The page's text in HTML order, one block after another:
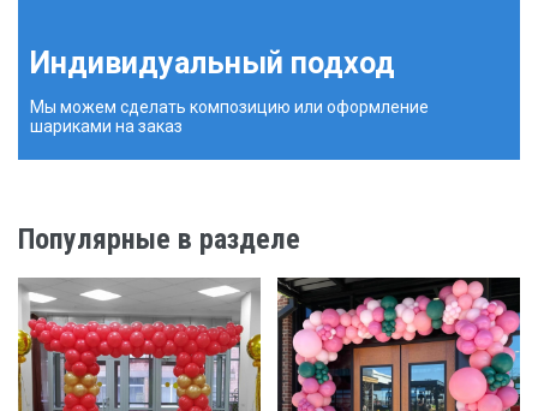
Индивидуальный подход
Мы можем сделать композицию или оформление
шариками на заказ
Популярные в разделе